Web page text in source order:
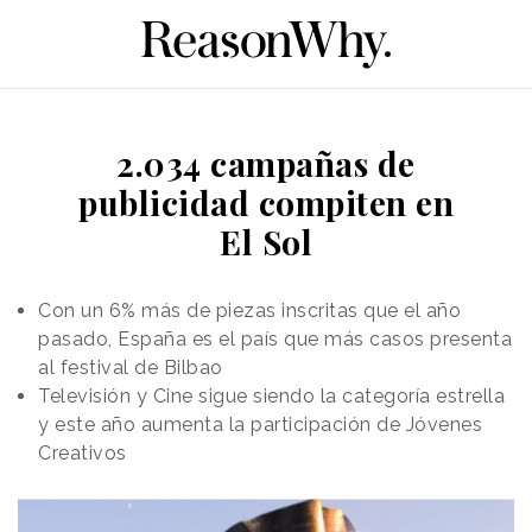
2.034 campañas de
publicidad compiten en
El Sol
Con un 6% más de piezas inscritas que el año
pasado, España es el país que más casos presenta
al festival de Bilbao
Televisión y Cine sigue siendo la categoría estrella
y este año aumenta la participación de Jóvenes
Creativos